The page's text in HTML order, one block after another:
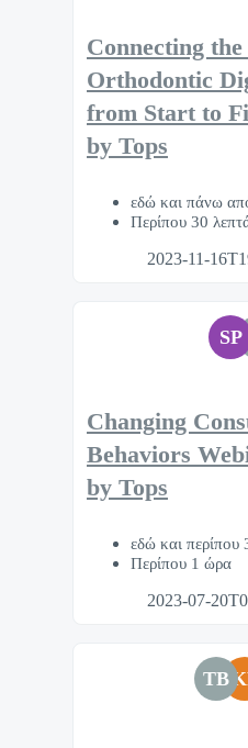
Connecting
Orthodontic
from Start to
by Tops
εδώ και πάνω
Περίπου 30
2023-11-
SP
Changing
Behaviors
by Tops
εδώ και περίπου
Περίπου 1 ώρα
2023-07-
TB